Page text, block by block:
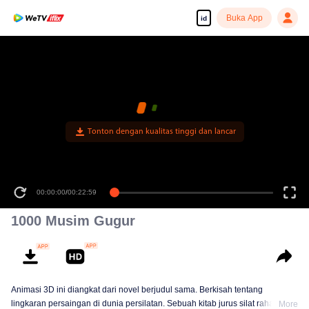
id Buka App
Tonton dengan kualitas tinggi dan lancar
00:00:00/00:22:59
1000 Musim Gugur
Animasi 3D ini diangkat dari novel berjudul sama. Berkisah tentang
lingkaran persaingan di dunia persilatan. Sebuah kitab jurus silat rahasiaMore